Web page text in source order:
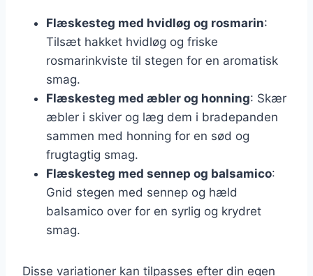
Flæskesteg med hvidløg og rosmarin:
Tilsæt hakket hvidløg og friske
rosmarinkviste til stegen for en aromatisk
smag.
Flæskesteg med æbler og honning: Skær
æbler i skiver og læg dem i bradepanden
sammen med honning for en sød og
frugtagtig smag.
Flæskesteg med sennep og balsamico:
Gnid stegen med sennep og hæld
balsamico over for en syrlig og krydret
smag.
Disse variationer kan tilpasses efter din egen